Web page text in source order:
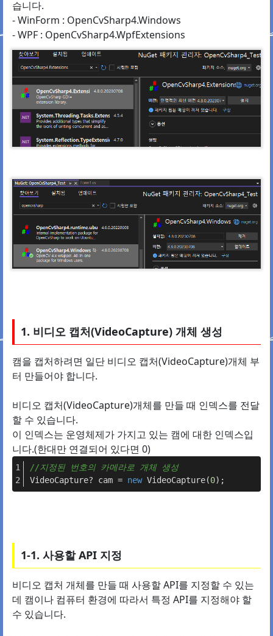
습니다.
- WinForm : OpenCvSharp4.Windows
- WPF : OpenCvSharp4.WpfExtensions
1. 비디오 캡처(VideoCapture) 개체 생성
캠을 캡처하려면 일단 비디오 캡처(VideoCapture)개체 부
터 만들어야 합니다.
비디오 캡처(VideoCapture)개체를 만들 때 인덱스를 전달
할 수 있습니다.
이 인덱스는 운영체제가 가지고 있는 캠에 대한 인덱스입
니다.(한대만 연결되어 있다면 0)
//지정된 번호의 카메라로 개체 생성
VideoCapture? cam = new VideoCapture(0);
1-1. 사용할 API 지정
비디오 캡처 개체를 만들 때 사용할 API를 지정할 수 있는
데 캠이나 컴퓨터 환경에 따라서 특정 API를 지정해야 할
수 있습니다.